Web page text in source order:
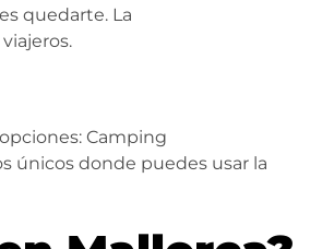
quedarte. La
Camping
únicos donde puedes usar la